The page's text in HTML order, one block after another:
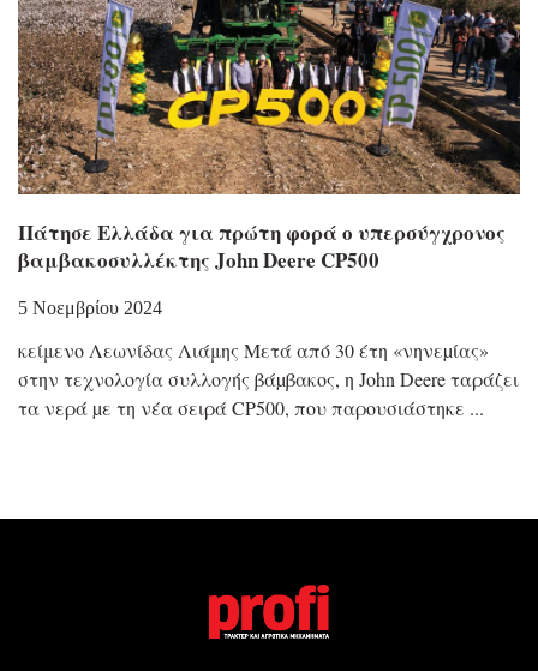
Πάτησε Ελλάδα για πρώτη φορά ο υπερσύγχρονος
βαμβακοσυλλέκτης John Deere CP500
5 Νοεμβρίου 2024
κείμενο Λεωνίδας Λιάμης Μετά από 30 έτη «νηνεµίας»
στην τεχνολογία συλλογής βάµβακος, η John Deere ταράζει
τα νερά µε τη νέα σειρά CP500, που παρουσιάστηκε